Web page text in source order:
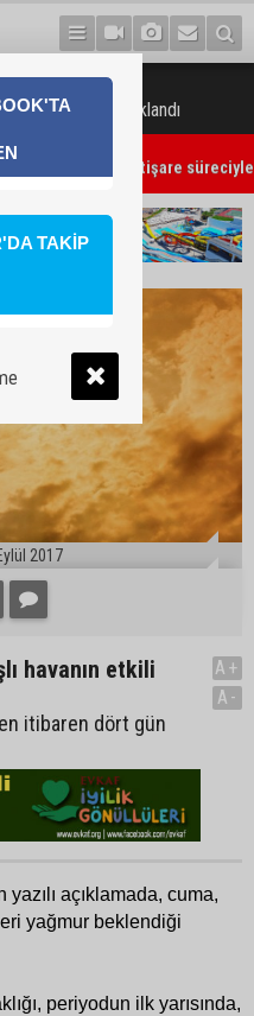
etkili olacağı açıklandı
geniş katılımlı istişare
2017
havanın etkili
itibaren dört gün
A+
A-
açıklamada, cuma,
yağmur beklendiği
periyodun ilk yarısında,
TAKİP